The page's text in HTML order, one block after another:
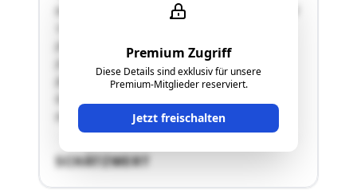
Premium Zugriff
Diese Details sind exklusiv für unsere
Premium-Mitglieder reserviert.
Jetzt freischalten
06313 Untersiebenbrunn, EZ 1199BLNr. 1, Anteil
(Gebäude) 376 m², Sonst.
(Straßenverkehrsanlagen) 13 m², Sonst.
(Betriebsfläche) 803 m², Gesamtfläche des
Grundstücks: 1.192 m²GSt-Nr. 102 Gärten 42
m²Gesamtfläche der Liegenschaft: 1.276 …"
SCHÄTZWERT